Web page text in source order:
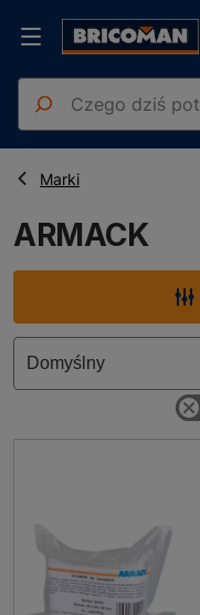
Strona główna
Marki
ARMACK
ARMACK